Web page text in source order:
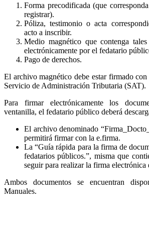
Forma precodificada (que
registrar).
Póliza, testimonio o acta
acto a inscribir.
Medio magnético que contenga
electrónicamente por el fedatario
Pago de derechos.
El archivo magnético debe estar firmado
Servicio de Administración Tributaria (SAT).
Para firmar electrónicamente los
ventanilla, el fedatario público deberá
El archivo denominado
permitirá firmar con la e.firma.
La “Guía rápida para la firma de
fedatarios públicos.”, misma que
seguir para realizar la firma electrónica
Ambos documentos se encuentran
Manuales.